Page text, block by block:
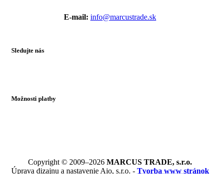
E-mail: info@marcustrade.sk
Sledujte nás
Možnosti platby
Copyright © 2009–2026 MARCUS TRADE, s.r.o.
Úprava dizajnu a nastavenie Aio, s.r.o. - Tvorba www stránok